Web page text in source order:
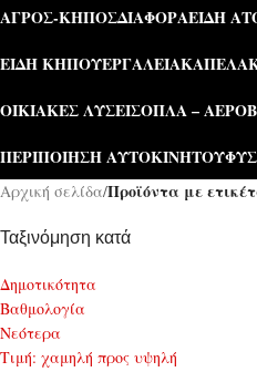
ΑΓΡΌΣ-ΚΉΠΟΣΔΙΆΦΟΡΑΕΊΔΗ
ΕΊΔΗ ΚΉΠΟΥΕΡΓΑΛΕΊΑΚΑΠΕΛΑ
ΟΙΚΙΑΚΈΣ ΛΎΣΕΙΣΌΠΛΑ –
ΠΕΡΙΠΟΊΗΣΗ ΑΥΤΟΚΙΝΉΤΟΥ
Αρχική σελίδα/Προϊόντα με
Ταξινόμηση κατά
Δημοτικότητα
Bαθμολογία
Νεότερα
Τιμή: χαμηλή προς υψηλή